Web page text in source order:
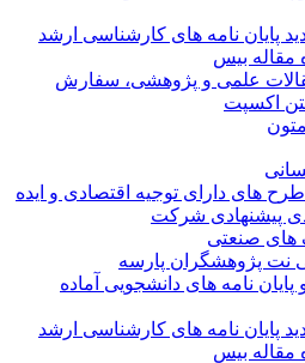
پایان نامه های کارشناسی ارشد
مقاله بیس
علمی و پژوهشی، سفارش
های دارای توجیه اقتصادی و ایده
پیشنهادی شرکت
های صنعتی
نت پژوهشگران پارسه
نامه های دانشجویی آماده
پایان نامه های کارشناسی ارشد
مقاله بیس